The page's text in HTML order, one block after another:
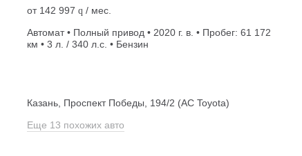
от 142 997 q / мес.
Автомат • Полный привод • 2020 г. в. • Пробег: 61 172
км • 3 л. / 340 л.с. • Бензин
Казань, Проспект Победы, 194/2 (АС Toyota)
Еще 13 похожих авто